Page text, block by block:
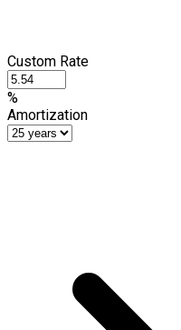
Custom Rate
%
Amortization